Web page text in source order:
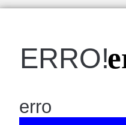
ERRO!
erro